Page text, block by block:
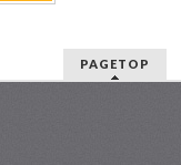
PAGETOP